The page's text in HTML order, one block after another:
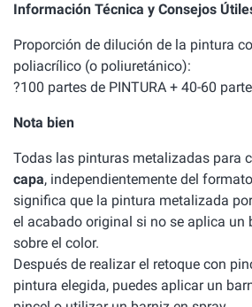
Información Técnica y Consejos
Proporción de dilución de la pintura
poliacrílico (o poliuretánico):
?100 partes de PINTURA + 40-60
Nota bien
Todas las pinturas metalizadas para
capa, independientemente del
significa que la pintura metalizada
el acabado original si no se aplica un
sobre el color.
Después de realizar el retoque con
pintura elegida, puedes aplicar un